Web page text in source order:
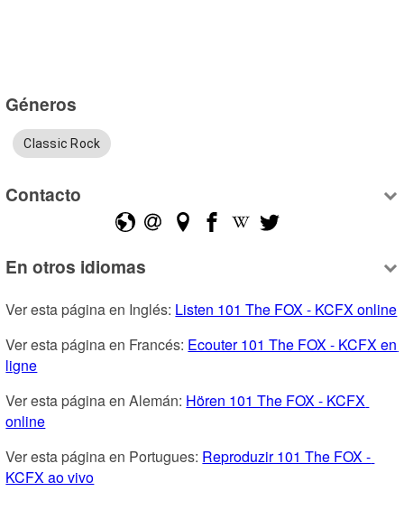
Géneros
Classic Rock
Contacto
En otros idiomas
Ver esta página en Inglés: Listen 101 The FOX - KCFX online
Ver esta página en Francés: Ecouter 101 The FOX - KCFX en
ligne
Ver esta página en Alemán: Hören 101 The FOX - KCFX
online
Ver esta página en Portugues: Reproduzir 101 The FOX -
KCFX ao vivo